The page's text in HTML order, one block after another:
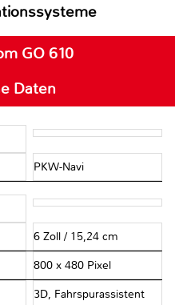
Ausstattungsliste: Tomtom GO 610
Daten
PKW-Navi
6 Zoll / 15,24 cm
800 x 480 Pixel
3D, Fahrspurassistent